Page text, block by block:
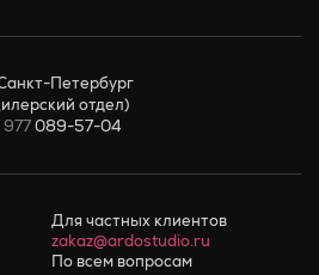
Петербург
отдел)
977089-57-04
Для частных клиентов
zakaz@ardostudio.ru
По всем вопросам